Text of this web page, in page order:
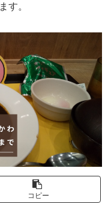
す。
コピー